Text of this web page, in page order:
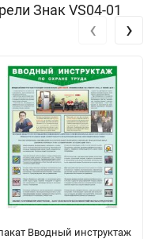
Знак VS04-01
Вводный инструктаж
‹ ›